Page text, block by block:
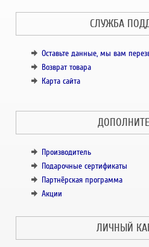
СЛУЖБА
Оставьте данные, мы вам
Возврат товара
Карта сайта
Производитель
Подарочные сертификаты
Партнёрская программа
Акции
ЛИЧНЫЙ